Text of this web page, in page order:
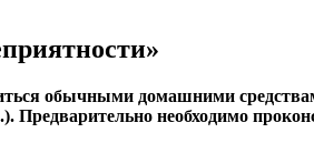
обычными домашними
необходимо